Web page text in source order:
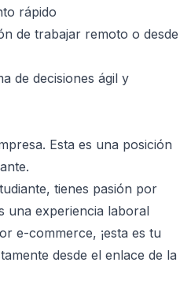
rápido
de trabajar remoto o desde
de decisiones ágil y
Esta es una posición
tienes pasión por
una experiencia laboral
e-commerce, ¡esta es tu
desde el enlace de la